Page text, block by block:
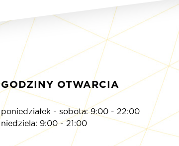
GODZINY OTWARCIA
poniedziałek - sobota: 9:00 - 22:00
niedziela: 9:00 - 21:00